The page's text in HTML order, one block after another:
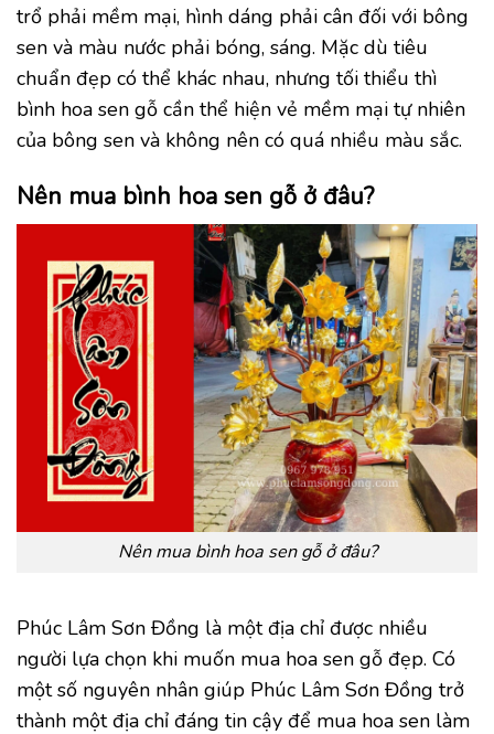
trổ phải mềm mại, hình dáng phải cân đối với bông
sen và màu nước phải bóng, sáng. Mặc dù tiêu
chuẩn đẹp có thể khác nhau, nhưng tối thiểu thì
bình hoa sen gỗ cần thể hiện vẻ mềm mại tự nhiên
của bông sen và không nên có quá nhiều màu sắc.
Nên mua bình hoa sen gỗ ở đâu?
Nên mua bình hoa sen gỗ ở đâu?
Phúc Lâm Sơn Đồng là một địa chỉ được nhiều
người lựa chọn khi muốn mua hoa sen gỗ đẹp. Có
một số nguyên nhân giúp Phúc Lâm Sơn Đồng trở
thành một địa chỉ đáng tin cậy để mua hoa sen làm